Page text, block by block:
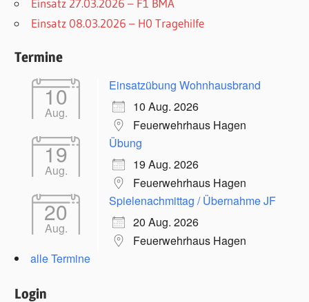
Einsatz 27.03.2026 – F1 BMA
Einsatz 08.03.2026 – H0 Tragehilfe
Termine
10
Aug.
Einsatzübung Wohnhausbrand
10 Aug. 2026
Feuerwehrhaus Hagen
19
Aug.
Übung
19 Aug. 2026
Feuerwehrhaus Hagen
20
Aug.
Spielenachmittag / Übernahme JF
20 Aug. 2026
Feuerwehrhaus Hagen
alle Termine
Login